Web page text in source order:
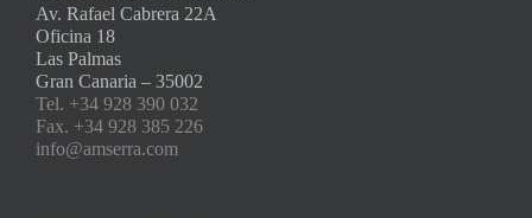
Av. Rafael Cabrera 22A
Oficina 18
Las Palmas
Gran Canaria – 35002
Tel. +34 928 390 032
Fax. +34 928 385 226
info@amserra.com